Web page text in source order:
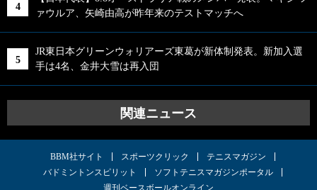
ァウルア、矢崎由高が昨年来のテストマッチへ
JR東日本グリーンウォリアーズ東葛が新体制発表。新加入選
手は4名、金井大雪は再入団
関連ニュース
BBM社サイト スポーツクリック
テニスマガジン
バドミントンスピリット
ソフトテニスマガジンポータル
週刊ベースボールオンライン